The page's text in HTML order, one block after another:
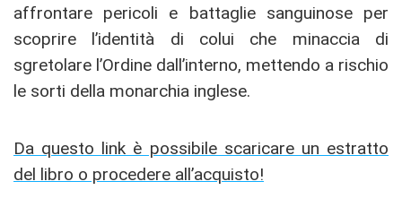
affrontare pericoli e battaglie sanguinose per
scoprire l’identità di colui che minaccia di
sgretolare l’Ordine dall’interno, mettendo a rischio
le sorti della monarchia inglese.
Da questo link è possibile scaricare un estratto
del libro o procedere all’acquisto!